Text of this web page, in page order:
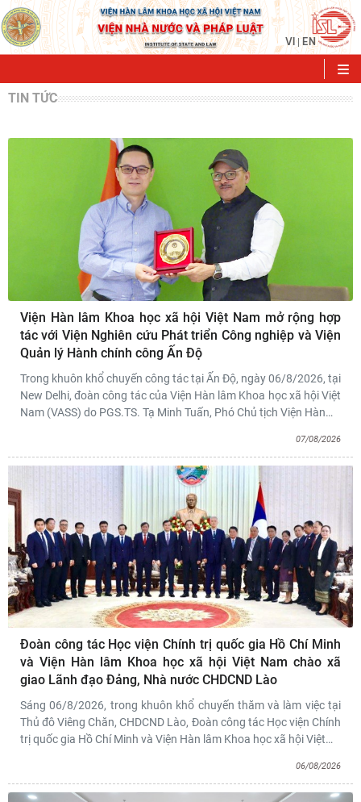
VI | EN
TIN TỨC
Viện Hàn lâm Khoa học xã hội Việt Nam mở rộng hợp
tác với Viện Nghiên cứu Phát triển Công nghiệp và Viện
Quản lý Hành chính công Ấn Độ
Trong khuôn khổ chuyến công tác tại Ấn Độ, ngày 06/8/2026, tại
New Delhi, đoàn công tác của Viện Hàn lâm Khoa học xã hội Việt
Nam (VASS) do PGS.TS. Tạ Minh Tuấn, Phó Chủ tịch Viện Hàn…
07/08/2026
Đoàn công tác Học viện Chính trị quốc gia Hồ Chí Minh
và Viện Hàn lâm Khoa học xã hội Việt Nam chào xã
giao Lãnh đạo Đảng, Nhà nước CHDCND Lào
Sáng 06/8/2026, trong khuôn khổ chuyến thăm và làm việc tại
Thủ đô Viêng Chăn, CHDCND Lào, Đoàn công tác Học viện Chính
trị quốc gia Hồ Chí Minh và Viện Hàn lâm Khoa học xã hội Việt…
06/08/2026